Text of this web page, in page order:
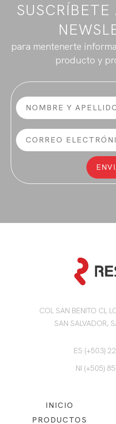
para mentenerte
producto y
COL SAN BENITO CL
SAN SALVADOR,
ES (+503)
NI (+505)
INICIO
PRODUCTOS